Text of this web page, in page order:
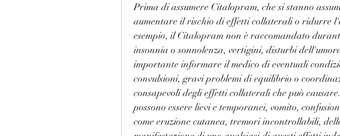
Prima di assumere Citalopram, che si stanno
aumentare il rischio di effetti collaterali o ridurre
esempio, il Citalopram non è raccomandato
insonnia o sonnolenza, vertigini, disturbi
importante informare il medico di eventuali
convulsioni, gravi problemi di equilibrio o
consapevoli degli effetti collaterali che può
possono essere lievi e temporanei, vomito,
come eruzione cutanea, tremori incontrollabili,